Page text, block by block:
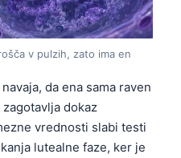
v pulzih, zato ima en
da ena sama raven
dokaz
vrednosti slabi testi
lutealne faze, ker je